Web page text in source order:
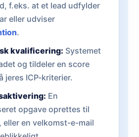
f.eks. at et lead udfylder
eller udviser
.
kvalificering: Systemet
og tildeler en score
jeres ICP-kriterier.
En
opgave oprettes til
en velkomst-e-mail